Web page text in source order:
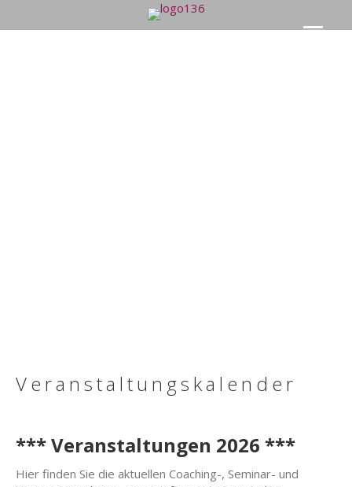
Veranstaltungskalender
*** Veranstaltungen 2026 ***
Hier finden Sie die aktuellen Coaching-, Seminar- und